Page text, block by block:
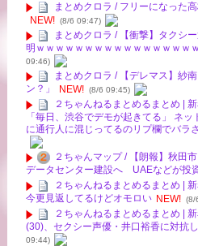
まとめクロラ / フリーになった
NEW! (8/6 09:47)
まとめクロラ / 【衝撃】タクシ
明ｗｗｗｗｗｗｗｗｗｗｗｗｗｗｗｗ
09:46)
まとめクロラ / 【デレマス】紗
ン？」
NEW! (8/6 09:45)
２ちゃんねるまとめるまとめ |
「毎日、渋谷でデモが起きてる」 ネ
に通行人に混じってるのリプ欄でバラ
２ちゃんマップ / 【朗報】秋田
データセンター建設へ UAEなどが投
２ちゃんねるまとめるまとめ |
今更見返してるけどオモロい NEW! (8/
２ちゃんねるまとめるまとめ |
(30)、セクシー声優・井口裕香に対抗
09:44)